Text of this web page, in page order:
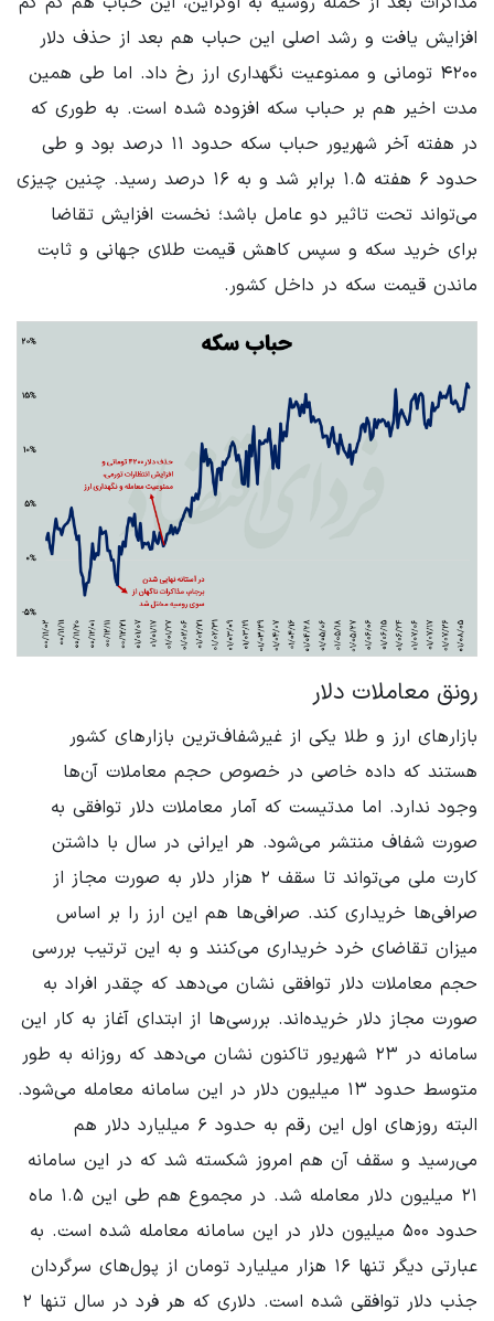
افزایش یافت و رشد اصلی این حباب هم بعد از حذف دلار
۴۲۰۰ تومانی و ممنوعیت نگهداری ارز رخ داد. اما طی همین
مدت اخیر هم بر حباب سکه افزوده شده است. به طوری که
در هفته آخر شهریور حباب سکه حدود ۱۱ درصد بود و طی
حدود ۶ هفته ۱.۵ برابر شد و به ۱۶ درصد رسید. چنین چیزی
می‌تواند تحت تاثیر دو عامل باشد؛ نخست افزایش تقاضا
برای خرید سکه و سپس کاهش قیمت طلای جهانی و ثابت
ماندن قیمت سکه در داخل کشور.
رونق معاملات دلار
بازارهای ارز و طلا یکی از غیرشفاف‌ترین بازارهای کشور
هستند که داده خاصی در خصوص حجم معاملات آن‌ها
وجود ندارد. اما مدتیست که آمار معاملات دلار توافقی به
صورت شفاف منتشر می‌شود. هر ایرانی در سال با داشتن
کارت ملی می‌تواند تا سقف ۲ هزار دلار به صورت مجاز از
صرافی‌ها خریداری کند. صرافی‌ها هم این ارز را بر اساس
میزان تقاضای خرد خریداری می‌کنند و به این ترتیب بررسی
حجم معاملات دلار توافقی نشان می‌دهد که چقدر افراد به
صورت مجاز دلار خریده‌اند. بررسی‌ها از ابتدای آغاز به کار این
سامانه در ۲۳ شهریور تاکنون نشان می‌دهد که روزانه به طور
متوسط حدود ۱۳ میلیون دلار در این سامانه معامله می‌شود.
البته روزهای اول این رقم به حدود ۶ میلیارد دلار هم
می‌رسید و سقف آن هم امروز شکسته شد که در این سامانه
۲۱ میلیون دلار معامله شد. در مجموع هم طی این ۱.۵ ماه
حدود ۵۰۰ میلیون دلار در این سامانه معامله شده است. به
عبارتی دیگر تنها ۱۶ هزار میلیارد تومان از پول‌های سرگردان
جذب دلار توافقی شده است. دلاری که هر فرد در سال تنها ۲